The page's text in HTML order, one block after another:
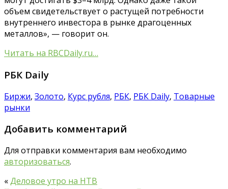
объем свидетельствует о растущей потребности
внутреннего инвестора в рынке драгоценных
металлов», — говорит он.
Читать на RBCDaily.ru…
РБК Daily
Биржи, Золото, Курс рубля, РБК, РБК Daily, Товарные
рынки
Добавить комментарий
Для отправки комментария вам необходимо
авторизоваться.
«Деловое утро на НТВ